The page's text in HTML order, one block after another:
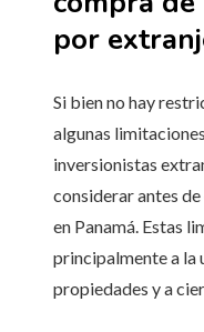
por
Si bien no hay
algunas
inversionistas
considerar antes
en Panamá. Estas
principalmente a la
propiedades y a